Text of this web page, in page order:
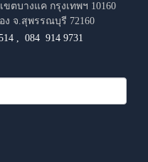
ตบางแค กรุงเทพฯ 10160
ง จ.สุพรรณบุรี 72160
,084 914 9731